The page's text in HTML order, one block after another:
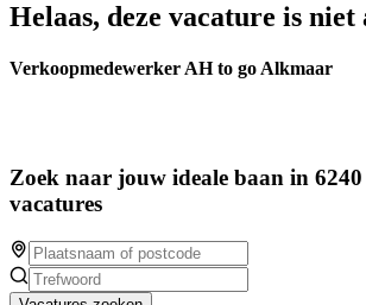
Helaas, deze vacature is niet
Verkoopmedewerker AH to go Alkmaar
Zoek naar jouw ideale baan in
vacatures